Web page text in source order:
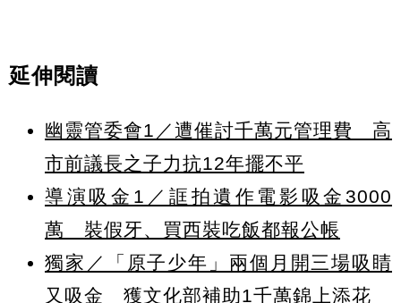
延伸閱讀
幽靈管委會1／遭催討千萬元管理費 高
市前議長之子力抗12年擺不平
導演吸金1／誆拍遺作電影吸金3000
萬 裝假牙、買西裝吃飯都報公帳
獨家／「原子少年」兩個月開三場吸睛
又吸金 獲文化部補助1千萬錦上添花